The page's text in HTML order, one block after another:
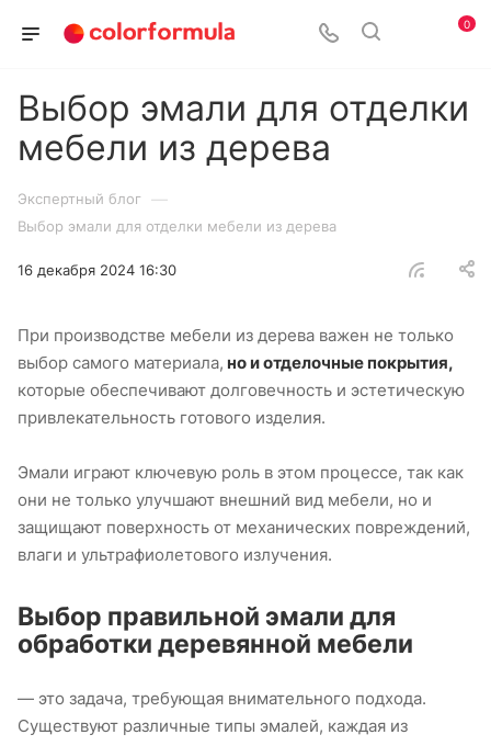
0
Выбор эмали для отделки
мебели из дерева
Экспертный блог —
Выбор эмали для отделки мебели из дерева
16 декабря 2024 16:30
При производстве мебели из дерева важен не только
выбор самого материала, но и отделочные покрытия,
которые обеспечивают долговечность и эстетическую
привлекательность готового изделия.
Эмали играют ключевую роль в этом процессе, так как
они не только улучшают внешний вид мебели, но и
защищают поверхность от механических повреждений,
влаги и ультрафиолетового излучения.
Выбор правильной эмали для
обработки деревянной мебели
— это задача, требующая внимательного подхода.
Существуют различные типы эмалей, каждая из